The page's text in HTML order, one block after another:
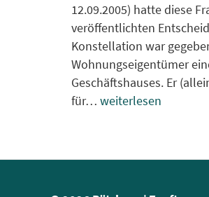
12.09.2005) hatte diese
veröffentlichten
Konstellation war
Wohnungseigentümer
Geschäftshauses. Er
für… weiterlesen